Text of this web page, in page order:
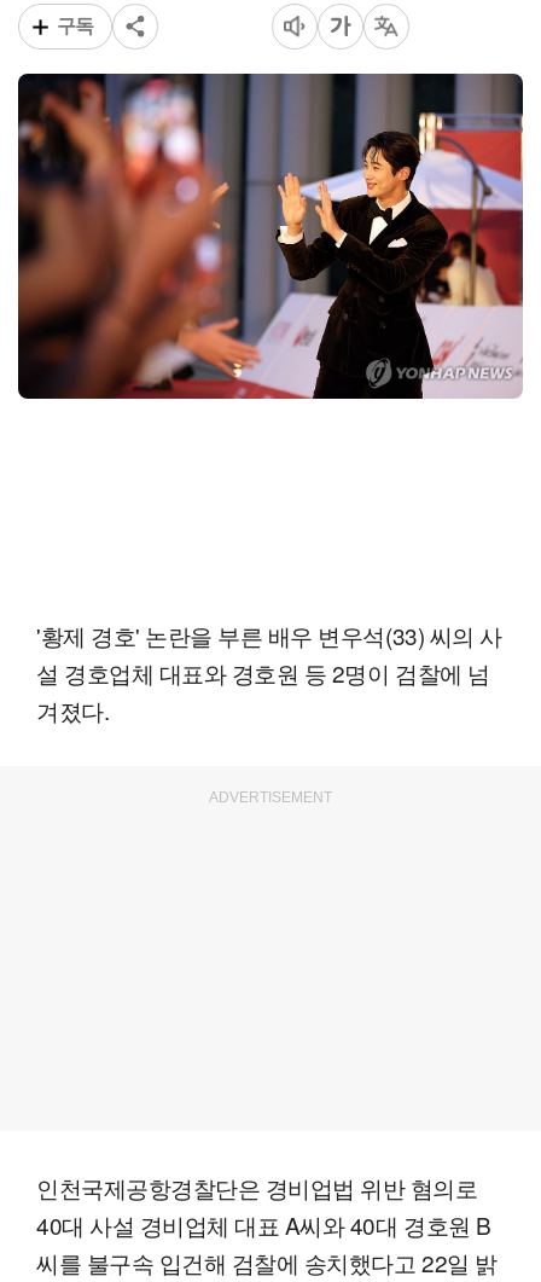
구독
'황제 경호' 논란을 부른 배우 변우석(33) 씨의 사
설 경호업체 대표와 경호원 등 2명이 검찰에 넘
겨졌다.
ADVERTISEMENT
인천국제공항경찰단은 경비업법 위반 혐의로
40대 사설 경비업체 대표 A씨와 40대 경호원 B
씨를 불구속 입건해 검찰에 송치했다고 22일 밝